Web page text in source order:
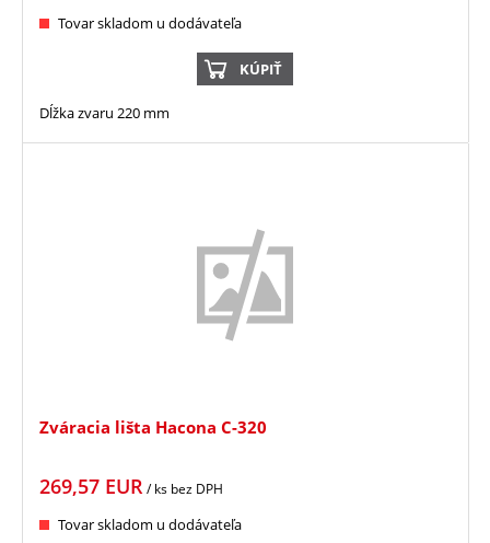
Tovar skladom u dodávateľa
KÚPIŤ
Dĺžka zvaru 220 mm
Zváracia lišta Hacona C-320
269,57 EUR/ ks bez DPH
Tovar skladom u dodávateľa